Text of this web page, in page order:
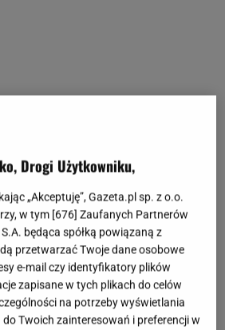
Drogi Użytkowniku,
„Akceptuję”, Gazeta.pl sp. z o.o.
w tym [676] Zaufanych Partnerów
będąca spółką powiązaną z
przetwarzać Twoje dane osobowe
e-mail czy identyfikatory plików
zapisane w tych plikach do celów
na potrzeby wyświetlania
Twoich zainteresowań i preferencji w